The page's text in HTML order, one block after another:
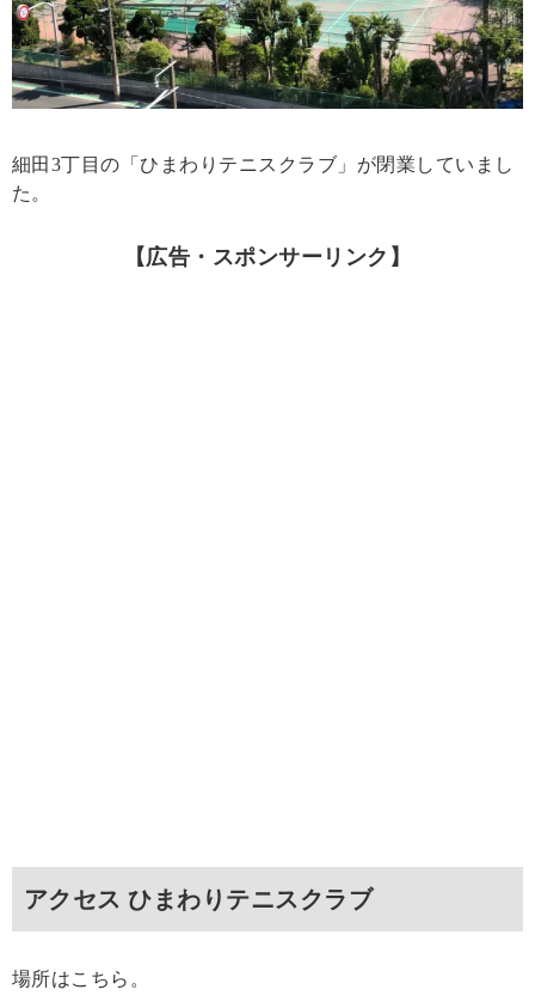
細田3丁目の「ひまわりテニスクラブ」が閉業していまし
た。
【広告・スポンサーリンク】
アクセス ひまわりテニスクラブ
場所はこちら。